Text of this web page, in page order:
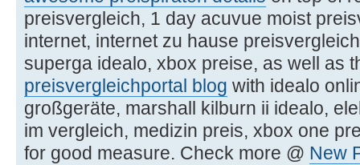
preisvergleich, 1 day acuvue moist
internet, internet zu hause
superga idealo, xbox preise, as well as
preisvergleichportal blog with idealo
großgeräte, marshall kilburn ii idealo,
im vergleich, medizin preis, xbox one
for good measure. Check more @ New